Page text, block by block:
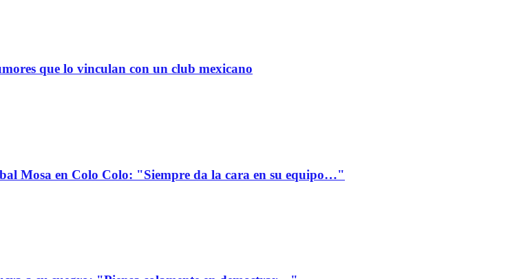
que lo vinculan con un club mexicano
Mosa en Colo Colo: "Siempre da la cara en su equipo…"